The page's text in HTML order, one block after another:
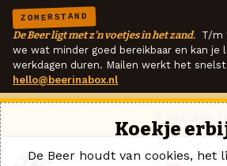
ZOMERSTAND
De Beer ligt met z'n voetjes in het zand. T/m
we wat minder goed bereikbaar en kan je
werkdagen duren. Mailen werkt het
hello@beerinabox.nl
Koekje
De Beer houdt van cookies, het